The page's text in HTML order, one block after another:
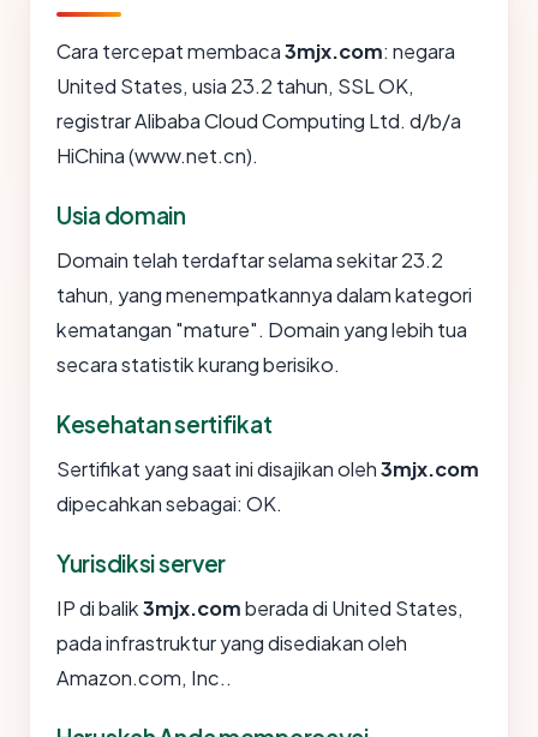
Cara tercepat membaca3mjx.com: negara
United States, usia 23.2 tahun, SSL OK,
registrar Alibaba Cloud Computing Ltd. d/b/a
HiChina (www.net.cn).
Usia domain
Domain telah terdaftar selama sekitar 23.2
tahun, yang menempatkannya dalam kategori
kematangan "mature". Domain yang lebih tua
secara statistik kurang berisiko.
Kesehatan sertifikat
Sertifikat yang saat ini disajikan oleh3mjx.com
dipecahkan sebagai: OK.
Yurisdiksi server
IP di balik3mjx.comberada di United States,
pada infrastruktur yang disediakan oleh
Amazon.com, Inc..